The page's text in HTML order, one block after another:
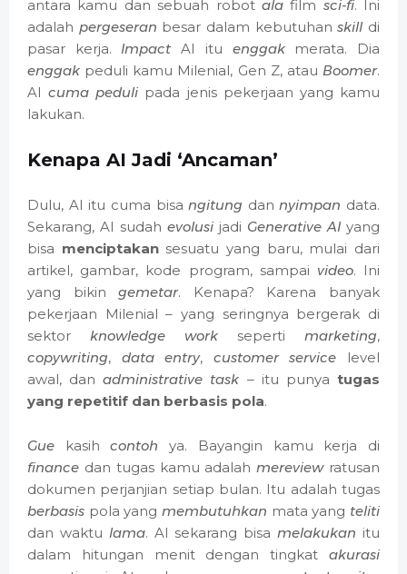
antara kamu dan sebuah robot alafilm sci-fi. Ini
adalah pergeseran besar dalam kebutuhanskilldi
pasar kerja.Impact AI itu enggakmerata. Dia
enggak peduli kamu Milenial, Gen Z, atau Boomer.
AIcuma peduli pada jenis pekerjaan yang kamu
lakukan.
Kenapa AI Jadi ‘Ancaman’
Dulu, AI itu cuma bisangitung dannyimpan data.
Sekarang, AI sudah evolusi jadi Generative AIyang
bisa menciptakansesuatu yang baru, mulai dari
artikel, gambar, kode program, sampai video. Ini
yang bikingemetar. Kenapa? Karena banyak
pekerjaan Milenial – yang seringnya bergerak di
sektor knowledge work seperti marketing,
copywriting, data entry, customer service level
awal, danadministrative task – itu punyatugas
yang repetitif dan berbasis pola.
Gue kasihcontoh ya. Bayangin kamu kerja di
finance dan tugas kamu adalahmereviewratusan
dokumen perjanjian setiap bulan. Itu adalah tugas
berbasis pola yang membutuhkan mata yang teliti
dan waktu lama. AI sekarang bisamelakukan itu
dalam hitungan menit dengan tingkat akurasi